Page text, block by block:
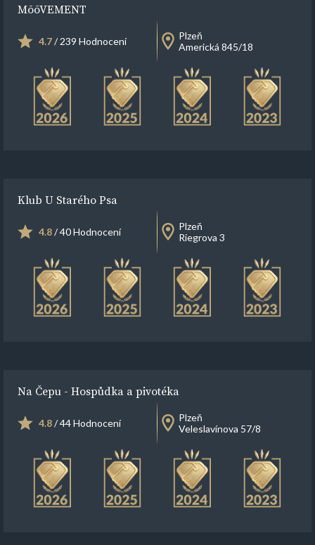
MōōVEMENT
4.7/ 239 Hodnocení
Plzeň
Americká 845/18
Klub U Starého Psa
4.8/ 40 Hodnocení
Plzeň
Riegrova 3
Na Čepu - Hospůdka a pivotéka
4.8/ 44 Hodnocení
Plzeň
Veleslavínova 57/8